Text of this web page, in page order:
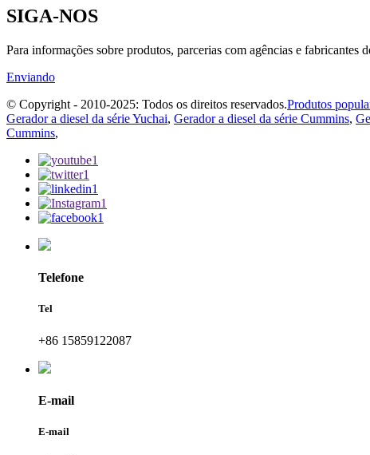
SIGA-NOS
Para informações sobre produtos, parcerias com agências e
Enviando
© Copyright - 2010-2025: Todos os direitos reservados.Produtos
Gerador a diesel da série Yuchai, Gerador a diesel da série Cummins,
Cummins,
Telefone
Tel
+86 15859122087
E-mail
E-mail